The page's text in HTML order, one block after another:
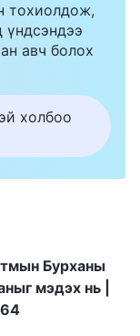
тохиолдож,
үндсэндээ
авч болох
холбоо
Бурханы
мэдэх нь |